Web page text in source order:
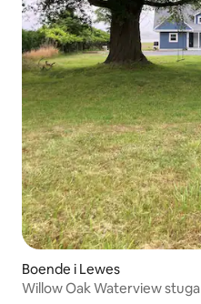
Boende i Lewes
Willow Oak Waterview stuga